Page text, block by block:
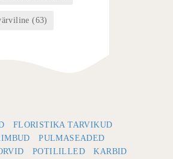
(63)
FLORISTIKA TARVIKUD
PULMASEADED
POTILILLED
KARBID